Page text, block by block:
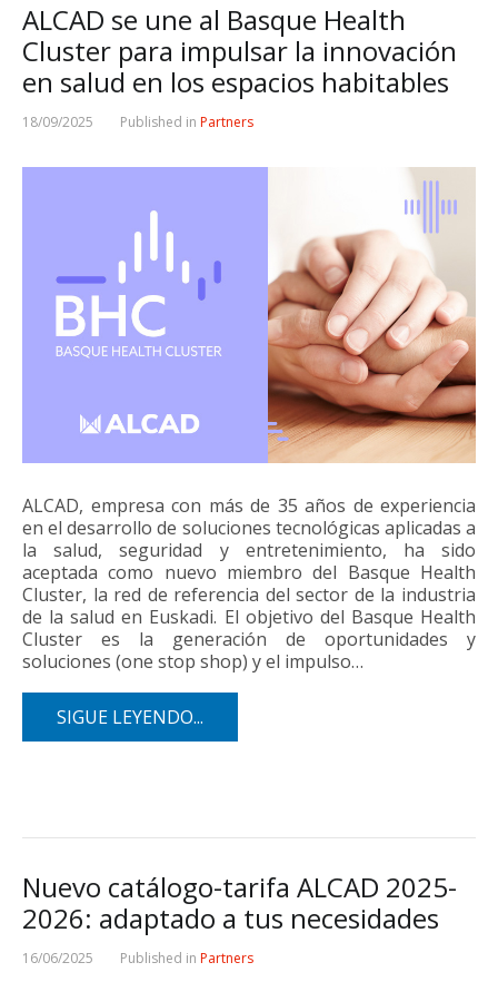
ALCAD se une al Basque Health
Cluster para impulsar la innovación
en salud en los espacios habitables
18/09/2025 Published in Partners
ALCAD, empresa con más de 35 años de experiencia
en el desarrollo de soluciones tecnológicas aplicadas a
la salud, seguridad y entretenimiento, ha sido
aceptada como nuevo miembro del Basque Health
Cluster, la red de referencia del sector de la industria
de la salud en Euskadi. El objetivo del Basque Health
Cluster es la generación de oportunidades y
soluciones (one stop shop) y el impulso…
SIGUE LEYENDO...
Nuevo catálogo-tarifa ALCAD 2025-
2026: adaptado a tus necesidades
16/06/2025 Published in Partners